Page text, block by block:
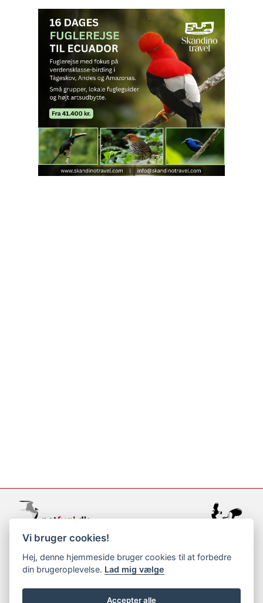
support@netfugl.dk
copyright © 2002-2023
Vi bruger cookies!
Hej, denne hjemmeside bruger cookies til at forbedre
din brugeroplevelse. Lad mig vælge
Accepter alle